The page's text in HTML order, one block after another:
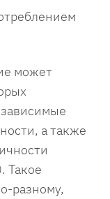
может
а также
Такое
разному,